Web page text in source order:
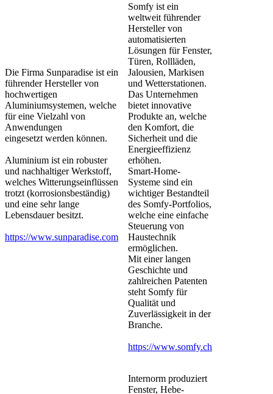
Die Firma Sunparadise ist ein
führender Hersteller von
hochwertigen
Aluminiumsystemen, welche
für eine Vielzahl von
Anwendungen
eingesetzt werden können.
Aluminium ist ein robuster
und nachhaltiger Werkstoff,
welches Witterungseinflüssen
trotzt (korrosionsbeständig)
und eine sehr lange
Lebensdauer besitzt.
https://www.sunparadise.com
Somfy ist ein
weltweit führender
Hersteller von
automatisierten
Lösungen für Fenster,
Türen, Rollläden,
Jalousien, Markisen
und Wetterstationen.
Das Unternehmen
bietet innovative
Produkte an, welche
den Komfort, die
Sicherheit und die
Energieeffizienz
erhöhen.
Smart-Home-
Systeme sind ein
wichtiger Bestandteil
des Somfy-Portfolios,
welche eine einfache
Steuerung von
Haustechnik
ermöglichen.
Mit einer langen
Geschichte und
zahlreichen Patenten
steht Somfy für
Qualität und
Zuverlässigkeit in der
Branche.
https://www.somfy.ch
Internorm produziert
Fenster, Hebe-